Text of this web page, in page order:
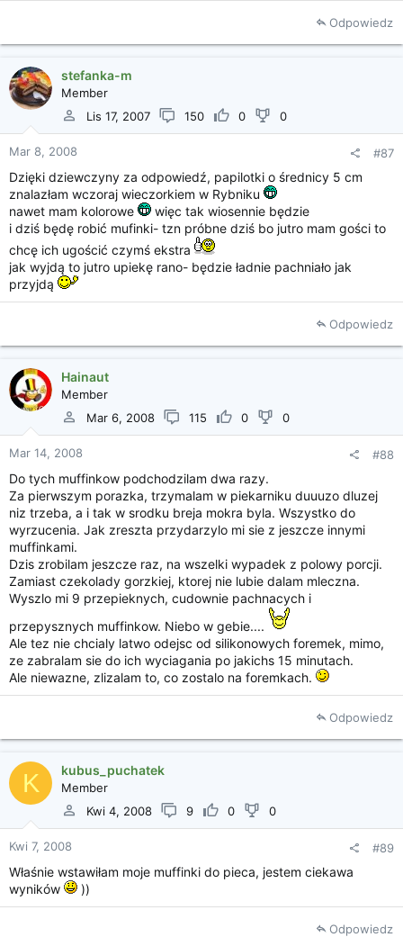
na te 5cm byłoby akurat. Kupując blaszki nie miałam o tym
pojęcia
A ktoś w tym wątku narzekał że nie mógł wyjąć muffinek
z silikonowej foremki - zawsze po wyjęciu z pieca trzeba
odczekać z wyjmowaniem muffin jakieś 5 min - wcześniej
się nie da, a po upłynięciu tego czasu oczekiwania
wychodzą same idealnie.
Chyba jutro spróbuję wiśni w czekoladzie
Odpowiedz
stefanka-m
Member
Lis 17, 2007
150 0 0
Mar 8, 2008 #87
Dzięki dziewczyny za odpowiedź, papilotki o średnicy 5 cm
znalazłam wczoraj wieczorkiem w Rybniku
nawet mam kolorowe
więc tak wiosennie będzie
i dziś będę robić mufinki- tzn próbne dziś bo jutro mam gości to
chcę ich ugościć czymś ekstra
jak wyjdą to jutro upiekę rano- będzie ładnie pachniało jak
przyjdą
Odpowiedz
Hainaut
Member
Mar 6, 2008
115 0 0
Mar 14, 2008 #88
Do tych muffinkow podchodzilam dwa razy.
Za pierwszym porazka, trzymalam w piekarniku duuuzo dluzej
niz trzeba, a i tak w srodku breja mokra byla. Wszystko do
wyrzucenia. Jak zreszta przydarzylo mi sie z jeszcze innymi
muffinkami.
Dzis zrobilam jeszcze raz, na wszelki wypadek z polowy porcji.
Zamiast czekolady gorzkiej, ktorej nie lubie dalam mleczna.
Wyszlo mi 9 przepieknych, cudownie pachnacych i
przepysznych muffinkow. Niebo w gebie....
Ale tez nie chcialy latwo odejsc od silikonowych foremek, mimo,
ze zabralam sie do ich wyciagania po jakichs 15 minutach.
Ale niewazne, zlizalam to, co zostalo na foremkach.
Odpowiedz
K kubus_puchatek
Member
Kwi 4, 2008
9 0 0
Kwi 7, 2008 #89
Właśnie wstawiłam moje muffinki do pieca, jestem ciekawa
wyników
))
Odpowiedz